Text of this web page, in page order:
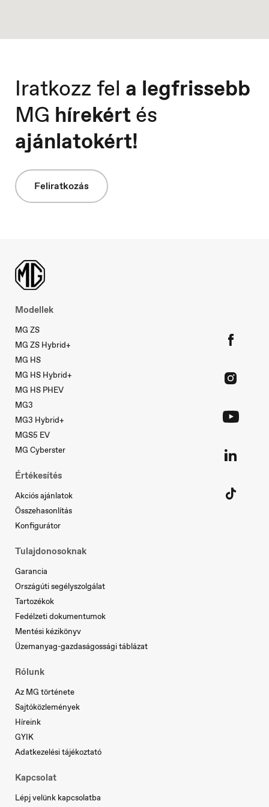
Slovakia
Slovenia
Iratkozz fel a legfrissebb
MG hírekértés
ajánlatokért!
Feliratkozás
Modellek
MG ZS
MG ZS Hybrid+
MG HS
MG HS Hybrid+
MG HS PHEV
MG3
MG3 Hybrid+
MGS5 EV
MG Cyberster
Értékesítés
Akciós ajánlatok
Összehasonlítás
Konfigurátor
Tulajdonosoknak
Garancia
Országúti segélyszolgálat
Tartozékok
Fedélzeti dokumentumok
Mentési kézikönyv
Üzemanyag-gazdaságossági táblázat
Rólunk
Az MG története
Sajtóközlemények
Híreink
GYIK
Adatkezelési tájékoztató
Kapcsolat
Lépj velünk kapcsolatba